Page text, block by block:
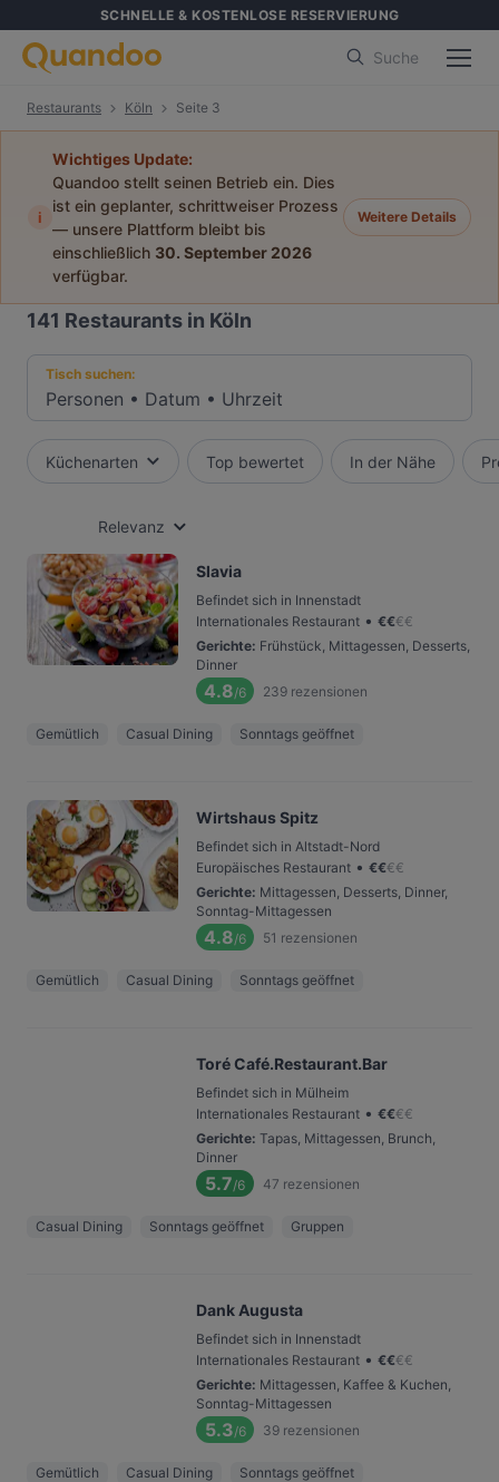
SCHNELLE & KOSTENLOSE RESERVIERUNG
Suche
Restaurants Köln Seite 3
i
Wichtiges Update:
Quandoo stellt seinen Betrieb ein. Dies
ist ein geplanter, schrittweiser Prozess
— unsere Plattform bleibt bis
einschließlich 30. September 2026
verfügbar.
Weitere Details
141 Restaurants in Köln
Tisch suchen:
Personen • Datum • Uhrzeit
Küchenarten Top bewertet In der Nähe
Relevanz
Slavia
Befindet sich in Innenstadt
Internationales Restaurant • €€€€
Gerichte: Frühstück, Mittagessen, Desserts,
Dinner
4.8/6 239 rezensionen
Gemütlich Casual Dining Sonntags geöffnet
Wirtshaus Spitz
Befindet sich in Altstadt-Nord
Europäisches Restaurant • €€€€
Gerichte: Mittagessen, Desserts, Dinner,
Sonntag-Mittagessen
4.8/6 51 rezensionen
Gemütlich Casual Dining Sonntags geöffnet
Toré Café.Restaurant.Bar
Befindet sich in Mülheim
Internationales Restaurant • €€€€
Gerichte: Tapas, Mittagessen, Brunch,
Dinner
5.7/6 47 rezensionen
Casual Dining Sonntags geöffnet Gruppen
Dank Augusta
Befindet sich in Innenstadt
Internationales Restaurant • €€€€
Gerichte: Mittagessen, Kaffee & Kuchen,
Sonntag-Mittagessen
5.3/6 39 rezensionen
Gemütlich Casual Dining Sonntags geöffnet